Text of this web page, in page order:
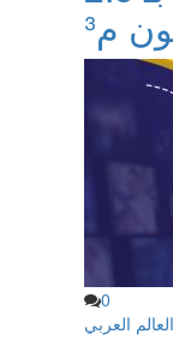
م³
0
العالم العربي